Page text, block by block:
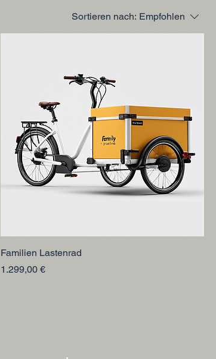
Sortieren nach: Empfohlen
Familien Lastenrad
Preis
1.299,00 €